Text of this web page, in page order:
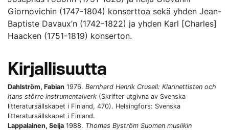
Giornovichin (1747-1804) konserttoa sekä yhden Jean-
Baptiste Davaux’n (1742-1822) ja yhden Karl [Charles]
Haacken (1751-1819) konserton.
Kirjallisuutta
Dahlström, Fabian 1976. Bernhard Henrik Crusell: Klarinettisten och
hans större instrumentalverk (Skrifter utgivna av Svenska
litteratursällskapet i Finland, 470). Helsingfors: Svenska
litteratursällskapet i Finland.
Lappalainen, Seija 1988. Thomas Byström Suomen musiikin